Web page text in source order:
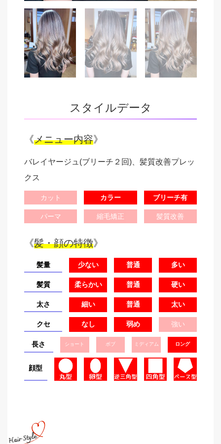
スタイルデータ
《メニュー内容》
バレイヤージュ(ブリーチ２回)、髪質改善プレッ
クス
カット カラー ブリーチ有
パーマ 縮毛矯正 髪質改善
《髪・顔の特徴》
髪量 少ない 普通 多い
髪質 柔らかい 普通 硬い
太さ 細い 普通 太い
クセ なし 弱め 強い
長さ ショート ボブ ミディアム ロング
顔型